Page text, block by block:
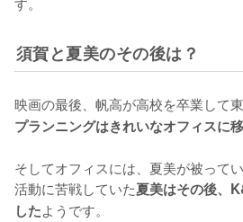
須賀と夏美のその後は？
映画の最後、帆高が高校を卒業して
プランニングはきれいなオフィスに
そしてオフィスには、夏美が被って
活動に苦戦していた夏美はその後、
したようです。